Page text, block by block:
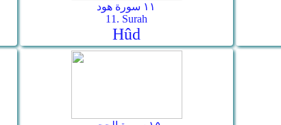
١١ سورة هود
11. Surah
Hûd